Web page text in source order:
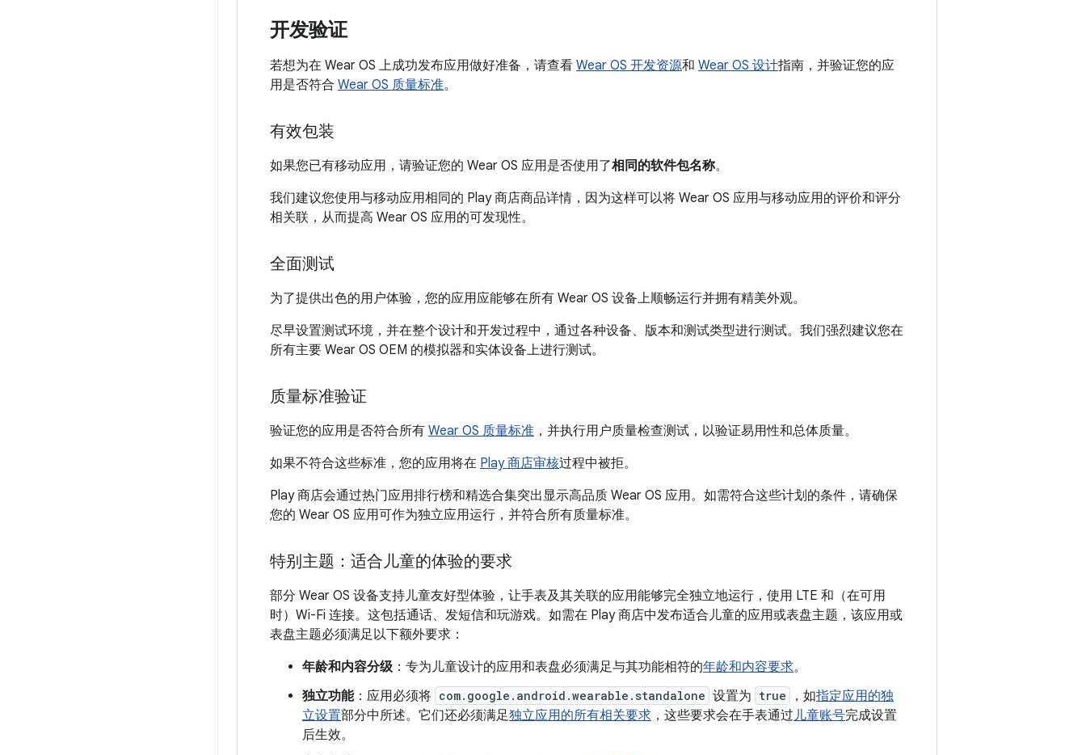
开发验证
若想为在 Wear OS 上成功发布应用做好准备，请查看 Wear OS 开发资源和 Wear OS 设计指南，并验证您的应
用是否符合 Wear OS 质量标准。
有效包装
如果您已有移动应用，请验证您的 Wear OS 应用是否使用了相同的软件包名称。
我们建议您使用与移动应用相同的 Play 商店商品详情，因为这样可以将 Wear OS 应用与移动应用的评价和评分
相关联，从而提高 Wear OS 应用的可发现性。
全面测试
为了提供出色的用户体验，您的应用应能够在所有 Wear OS 设备上顺畅运行并拥有精美外观。
尽早设置测试环境，并在整个设计和开发过程中，通过各种设备、版本和测试类型进行测试。我们强烈建议您在
所有主要 Wear OS OEM 的模拟器和实体设备上进行测试。
质量标准验证
验证您的应用是否符合所有 Wear OS 质量标准 ，并执行用户质量检查测试，以验证易用性和总体质量。
如果不符合这些标准，您的应用将在 Play 商店审核过程中被拒。
Play 商店会通过热门应用排行榜和精选合集突出显示高品质 Wear OS 应用。如需符合这些计划的条件，请确保
您的 Wear OS 应用可作为独立应用运行，并符合所有质量标准。
特别主题：适合儿童的体验的要求
部分 Wear OS 设备支持儿童友好型体验，让手表及其关联的应用能够完全独立地运行，使用 LTE 和（在可用
时）Wi-Fi 连接。这包括通话、发短信和玩游戏。如需在 Play 商店中发布适合儿童的应用或表盘主题，该应用或
表盘主题必须满足以下额外要求：
年龄和内容分级：专为儿童设计的应用和表盘必须满足与其功能相符的年龄和内容要求。
独立功能：应用必须将 com.google.android.wearable.standalone 设置为 true ，如指定应用的独
立设置部分中所述。它们还必须满足独立应用的所有相关要求 ，这些要求会在手表通过儿童账号完成设置
后生效。